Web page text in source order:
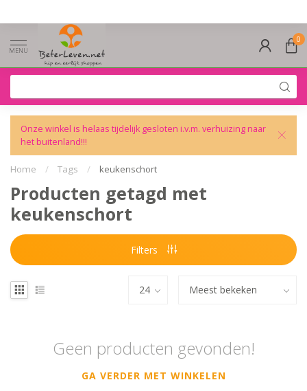
MENU
0
Onze winkel is helaas tijdelijk gesloten i.v.m. verhuizing naar
het buitenland!!!
Home / Tags / keukenschort
Producten getagd met
keukenschort
Filters
Geen producten gevonden!
GA VERDER MET WINKELEN